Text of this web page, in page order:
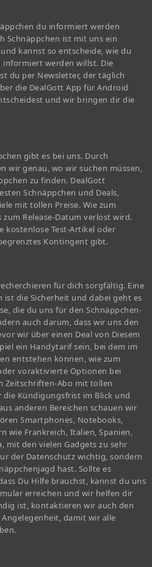
du informiert werden
Schnäppchen ist mit uns ein
kannst so entscheide, wie du
informiert werden willst. Die
du per Newsletter, der täglich
die DealGott App für Android
und wir bringen dir die
gibt es bei uns. Durch
wir genau, wo wir suchen müssen,
zu finden. DealGott
Schnäppchen und Deals,
mit tollen Preise. Wie zum
Release-Datum verlost wird.
kostenlose Test-Artikel oder
Kontingent gibt.
für dich sorgfältig. Eine
die Sicherheit und dabei geht es
die du uns für den Schnäppchen-
auch darum, dass wir uns den
wir über einen Deal von Diesem
ein Handytarif sein, bei dem im
entstehen können, wie zum
voraktivierte Optionen bei
Zeitschriften-Abo mit tollen
die Kündigungsfrist im Blick und
anderen Bereichen schauen wir
Smartphones, Notebooks,
wie Frankreich, Italien, Spanien,
mit den vielen Gadgets zu sehr
der Datenschutz wichtig, sondern
hast. Sollte es
Du Hilfe brauchst, kannst du uns
erreichen und wir helfen dir
ist, kontaktieren wir auch den
damit wir alle